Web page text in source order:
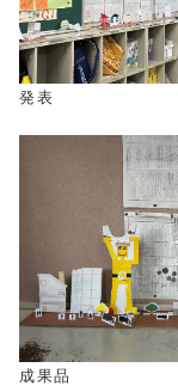
発表
成果品